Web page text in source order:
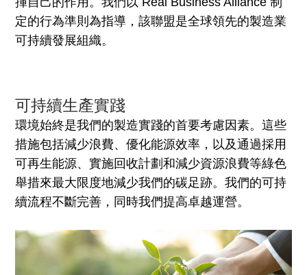
定的行為準則為指導，該聯盟是全球領先的製造業
可持續發展組織。
可持續生產實踐
環境始終是我們的製造實踐的首要考慮因素。這些
措施包括減少浪費、優化能源效率，以及通過採用
可再生能源、實施回收計劃和減少資源浪費等綠色
舉措來最大限度地減少我們的碳足跡。我們的可持
續流程不斷完善，同時我們提高卓越運營。